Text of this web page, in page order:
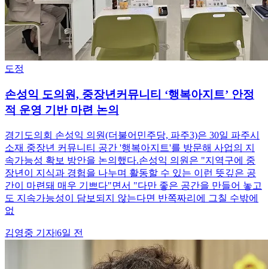
도정
손성익 도의원, 중장년커뮤니티 ‘행복아지트’ 안정
적 운영 기반 마련 논의
경기도의회 손성익 의원(더불어민주당, 파주3)은 30일 파주시
소재 중장년 커뮤니티 공간 '행복아지트'를 방문해 사업의 지
속가능성 확보 방안을 논의했다.손성익 의원은 "지역구에 중
장년이 지식과 경험을 나누며 활동할 수 있는 이런 뜻깊은 공
간이 마련돼 매우 기쁘다"면서 "다만 좋은 공간을 만들어 놓고
도 지속가능성이 담보되지 않는다면 반쪽짜리에 그칠 수밖에
없
김영중 기자|6일 전